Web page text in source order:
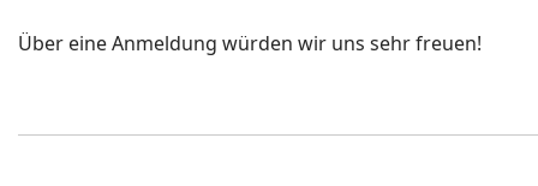
Über eine Anmeldung würden wir uns sehr freuen!